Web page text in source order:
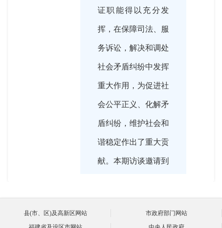
证职能得以充分发
挥，在保障司法、服
务诉讼，解决和调处
社会矛盾纠纷中发挥
重大作用，为促进社
会公平正义、化解矛
盾纠纷，维护社会和
谐稳定作出了重大贡
献。本期访谈邀请到
员、副局长郑林同
志，就公证的管理和
县(市、区)及高新区网站
市政府部门网站